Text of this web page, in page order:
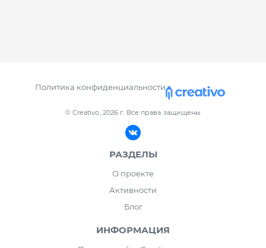
© Creativo, 2026 г. Все права защищены
Политика конфиденциальности
РАЗДЕЛЫ
О проекте
Активности
Блог
ИНФОРМАЦИЯ